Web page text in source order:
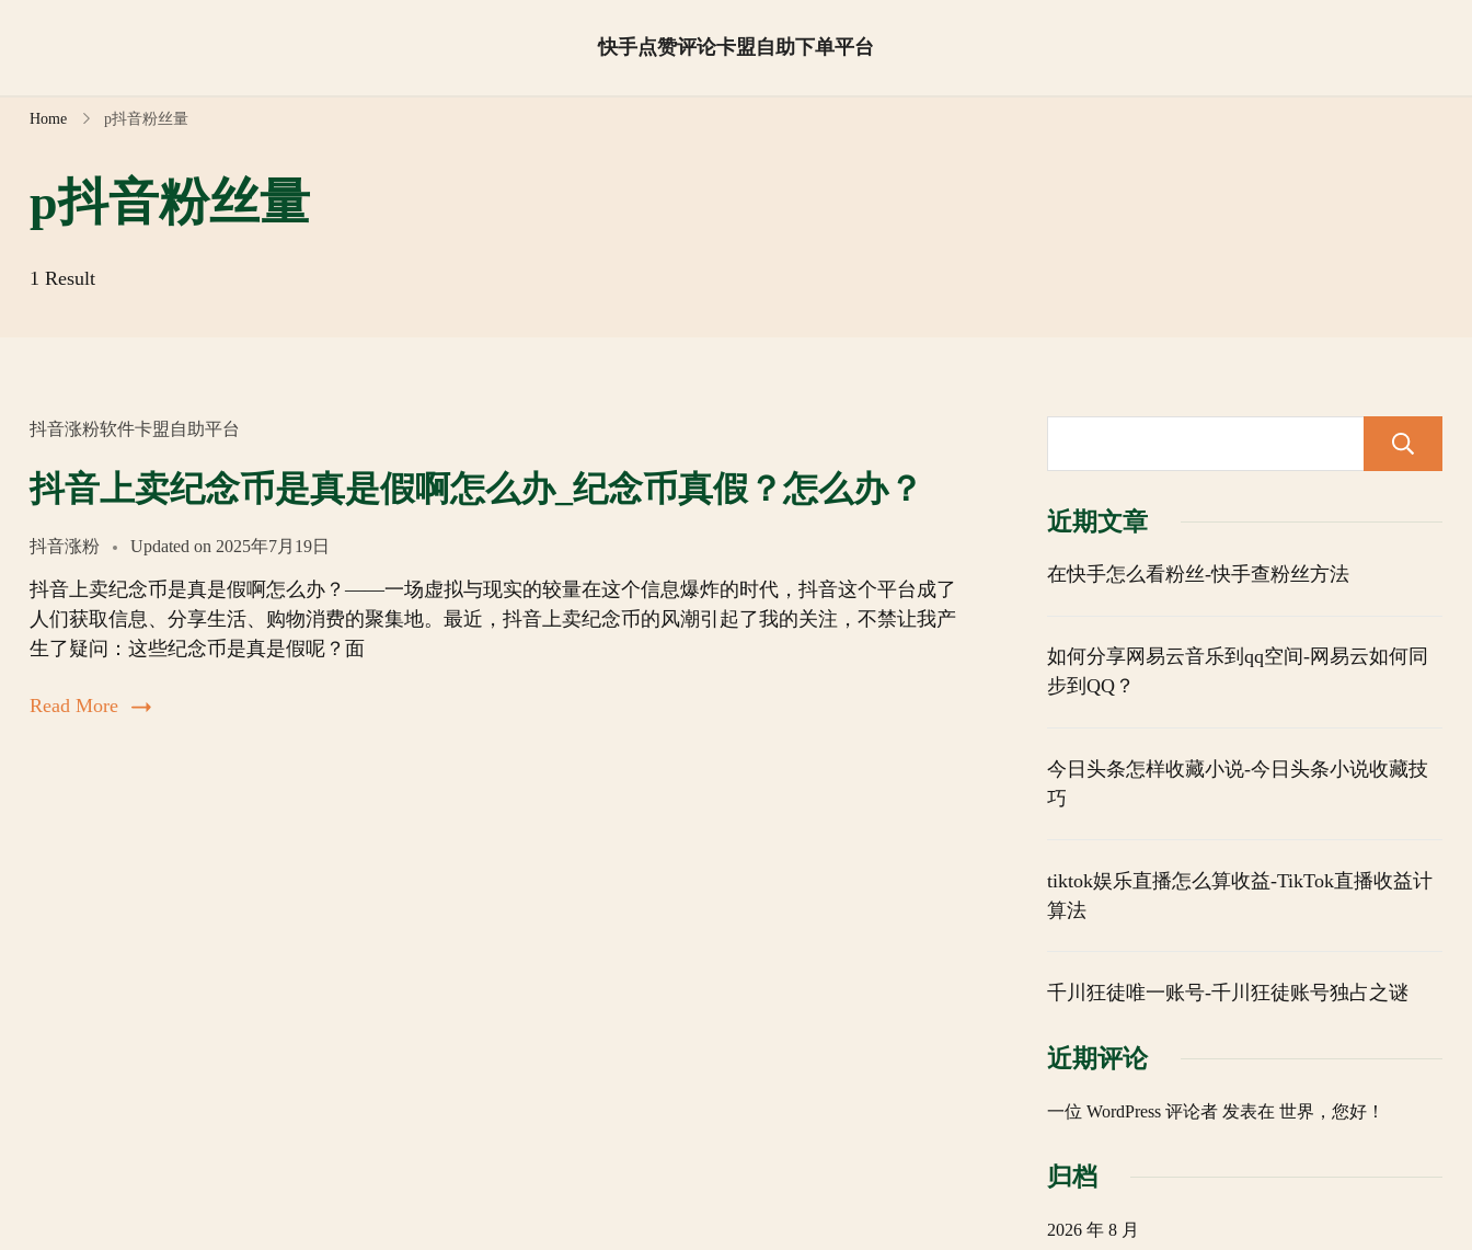
快手点赞评论卡盟自助下单平台
Home p抖音粉丝量
p抖音粉丝量
1 Result
抖音涨粉软件卡盟自助平台
抖音上卖纪念币是真是假啊怎么办_纪念币真假？怎么办？
抖音涨粉 Updated on 2025年7月19日
抖音上卖纪念币是真是假啊怎么办？——一场虚拟与现实的较量在这个信息爆炸的时代，抖音这个平台成了
人们获取信息、分享生活、购物消费的聚集地。最近，抖音上卖纪念币的风潮引起了我的关注，不禁让我产
生了疑问：这些纪念币是真是假呢？面
Read More
近期文章
在快手怎么看粉丝-快手查粉丝方法
如何分享网易云音乐到qq空间-网易云如何同
步到QQ？
今日头条怎样收藏小说-今日头条小说收藏技
巧
tiktok娱乐直播怎么算收益-TikTok直播收益计
算法
千川狂徒唯一账号-千川狂徒账号独占之谜
近期评论
一位 WordPress 评论者发表在 世界，您好！
归档
2026 年 8 月